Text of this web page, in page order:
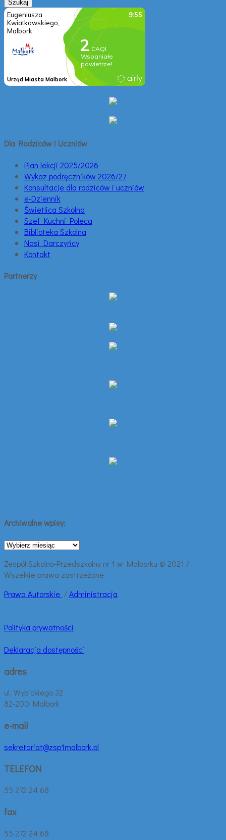
Dla Rodziców i Uczniów
Plan lekcji 2025/2026
Wykaz podręczników 2026/27
Konsultacje dla rodziców i uczniów
e-Dziennik
Świetlica Szkolna
Szef Kuchni Poleca
Biblioteka Szkolna
Nasi Darczyńcy
Kontakt
Partnerzy
Archiwalne wpisy:
Archiwalne
Zespół Szkolno-Przedszkolny nr 1 w Malborku © 2021 /
Wszelkie prawa zastrzeżone
Prawa Autorskie /Administracja
Polityka prywatności
Deklaracja dostępności
adres
ul. Wybickiego 32
82-200 Malbork
e-mail
sekretariat@zsp1malbork.pl
TELEFON
55 272 24 68
fax
55 272 24 68